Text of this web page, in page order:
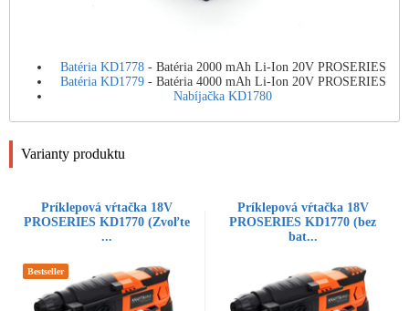
Batéria KD1778- Batéria 2000 mAh Li-Ion 20V PROSERIES
Batéria KD1779- Batéria 4000 mAh Li-Ion 20V PROSERIES
Nabíjačka KD1780
Varianty produktu
Príklepová vŕtačka 18V
PROSERIES KD1770 (Zvoľte
...
Bestseller
Príklepová vŕtačka 18V
PROSERIES KD1770 (bez
bat...